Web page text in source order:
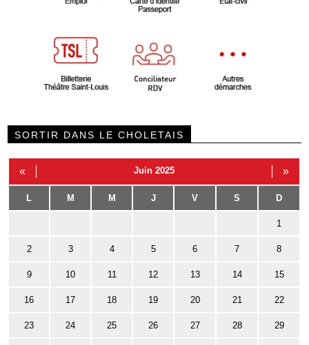
SORTIR DANS LE CHOLETAIS
« Juin 2025 »
L M M J V S D
1
2 3 4 5 6 7 8
9 10 11 12 13 14 15
16 17 18 19 20 21 22
23 24 25 26 27 28 29